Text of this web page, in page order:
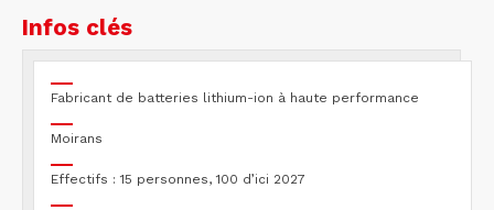
Infos clés
Fabricant de batteries lithium-ion à haute performance
Moirans
Effectifs : 15 personnes, 100 d’ici 2027